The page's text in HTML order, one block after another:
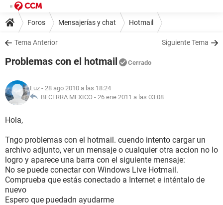
Foros Mensajerías y chat Hotmail
Tema Anterior Siguiente Tema
Problemas con el hotmail Cerrado
Luz - 28 ago 2010 a las 18:24
BECERRA MEXICO - 26 ene 2011 a las 03:08
Hola,
Tngo problemas con el hotmail. cuendo intento cargar un
archivo adjunto, ver un mensaje o cualquier otra accion no lo
logro y aparece una barra con el siguiente mensaje:
No se puede conectar con Windows Live Hotmail.
Comprueba que estás conectado a Internet e inténtalo de
nuevo
Espero que puedadn ayudarme